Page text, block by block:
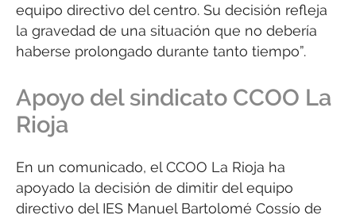
equipo directivo del centro. Su decisión refleja
la gravedad de una situación que no debería
haberse prolongado durante tanto tiempo”.
Apoyo del sindicato CCOO La
Rioja
En un comunicado, el CCOO La Rioja ha
apoyado la decisión de dimitir del equipo
directivo del IES Manuel Bartolomé Cossío de